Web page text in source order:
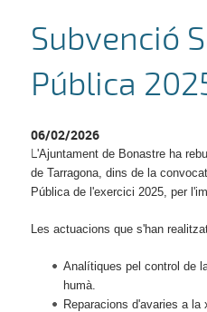
Subvenció
Pública
06/02/2026
L'Ajuntament de Bonastre ha
de Tarragona, dins de la
Pública de l'exercici 2025, per
Les actuacions que s'han
Analítiques pel control de
humà.
Reparacions d'avaries a